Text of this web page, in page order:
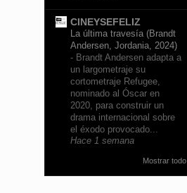
CINEYSEFELIZ
La última travesía (Brandt
Andersen, Jordania, 2024)
- Brandt Andersen adapta a
un largometraje su
cortometraje Refugee,
nominado al Óscar en
2020, para construir un
drama internacional sobre
el éxodo provocado...
Hace 1 semana
Mostrar todo